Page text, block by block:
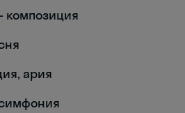
композиция
ария